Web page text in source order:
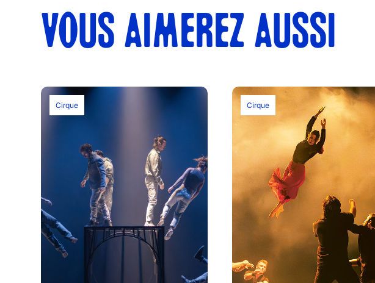
VOUS AIMEREZ AUSSI
Cirque Cirque